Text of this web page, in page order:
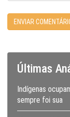
Últimas
Indígenas
sempre foi sua